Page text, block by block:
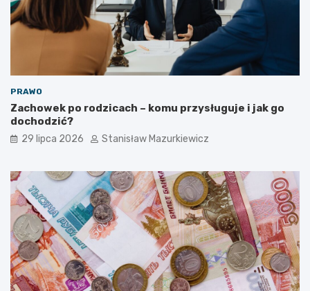
PRAWO
Zachowek po rodzicach – komu przysługuje i jak go
dochodzić?
29 lipca 2026 Stanisław Mazurkiewicz